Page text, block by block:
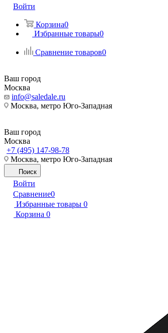
Войти
Корзина0
Избранные товары0
Сравнение товаров0
Ваш город
Москва
info@saledale.ru
Москва, метро Юго-Западная
Ваш город
Москва
+7 (495) 147-98-78
Москва, метро Юго-Западная
Поиск
Войти
Сравнение0
Избранные товары 0
Корзина 0